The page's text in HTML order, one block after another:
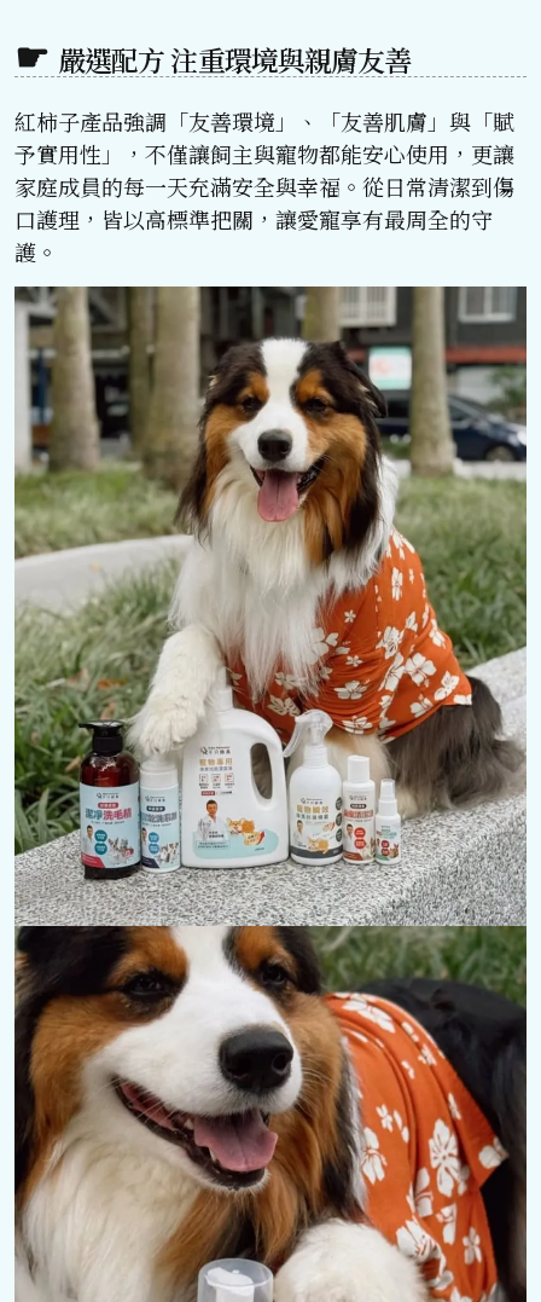
嚴選配方 注重環境與親膚友善
紅柿子產品強調「友善環境」、「友善肌膚」與「賦
予實用性」，不僅讓飼主與寵物都能安心使用，更讓
家庭成員的每一天充滿安全與幸福。從日常清潔到傷
口護理，皆以高標準把關，讓愛寵享有最周全的守
護。